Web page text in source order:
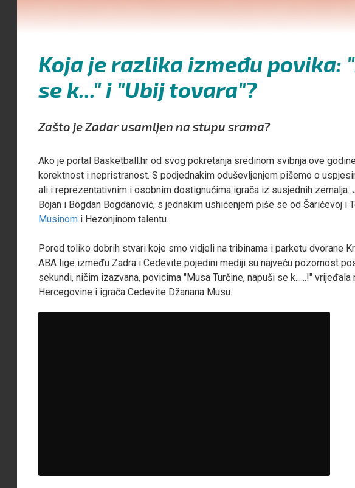
Koja je razlika između povika:
se k..." i "Ubij tovara"?
Zašto je Zadar usamljen na stupu srama?
Ako je portal Basketball.hr od svog pokretanja sredinom svibnja ove
korektnost i nepristranost. S podjednakim oduševljenjem pišemo o
ali i reprezentativnim i osobnim dostignućima igrača iz susjednih zemalja.
Bojan i Bogdan Bogdanović, s jednakim ushićenjem piše se od Šarićevoj i
Musinom i Hezonjinom talentu.
Pored toliko dobrih stvari koje smo vidjeli na tribinama i parketu dvorane
ABA lige između Zadra i Cedevite pojedini mediji su najveću pozornost
sekundi, ničim izazvana, povicima "Musa Turčine, napuši se k......!"
Hercegovine i igrača Cedevite Džanana Musu.